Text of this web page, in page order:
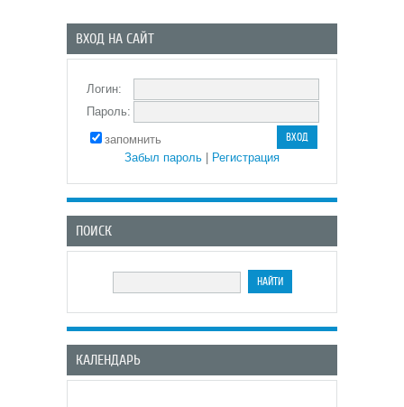
ВХОД НА САЙТ
Логин:
Пароль:
запомнить
Забыл пароль
Регистрация
ПОИСК
КАЛЕНДАРЬ